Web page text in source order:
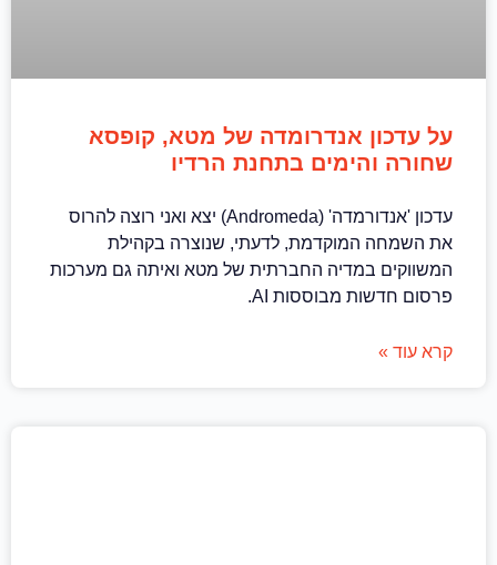
על עדכון אנדרומדה של מטא, קופסא
שחורה והימים בתחנת הרדיו
עדכון 'אנדורמדה' (Andromeda) יצא ואני רוצה להרוס
את השמחה המוקדמת, לדעתי, שנוצרה בקהילת
המשווקים במדיה החברתית של מטא ואיתה גם מערכות
פרסום חדשות מבוססות AI.
קרא עוד »